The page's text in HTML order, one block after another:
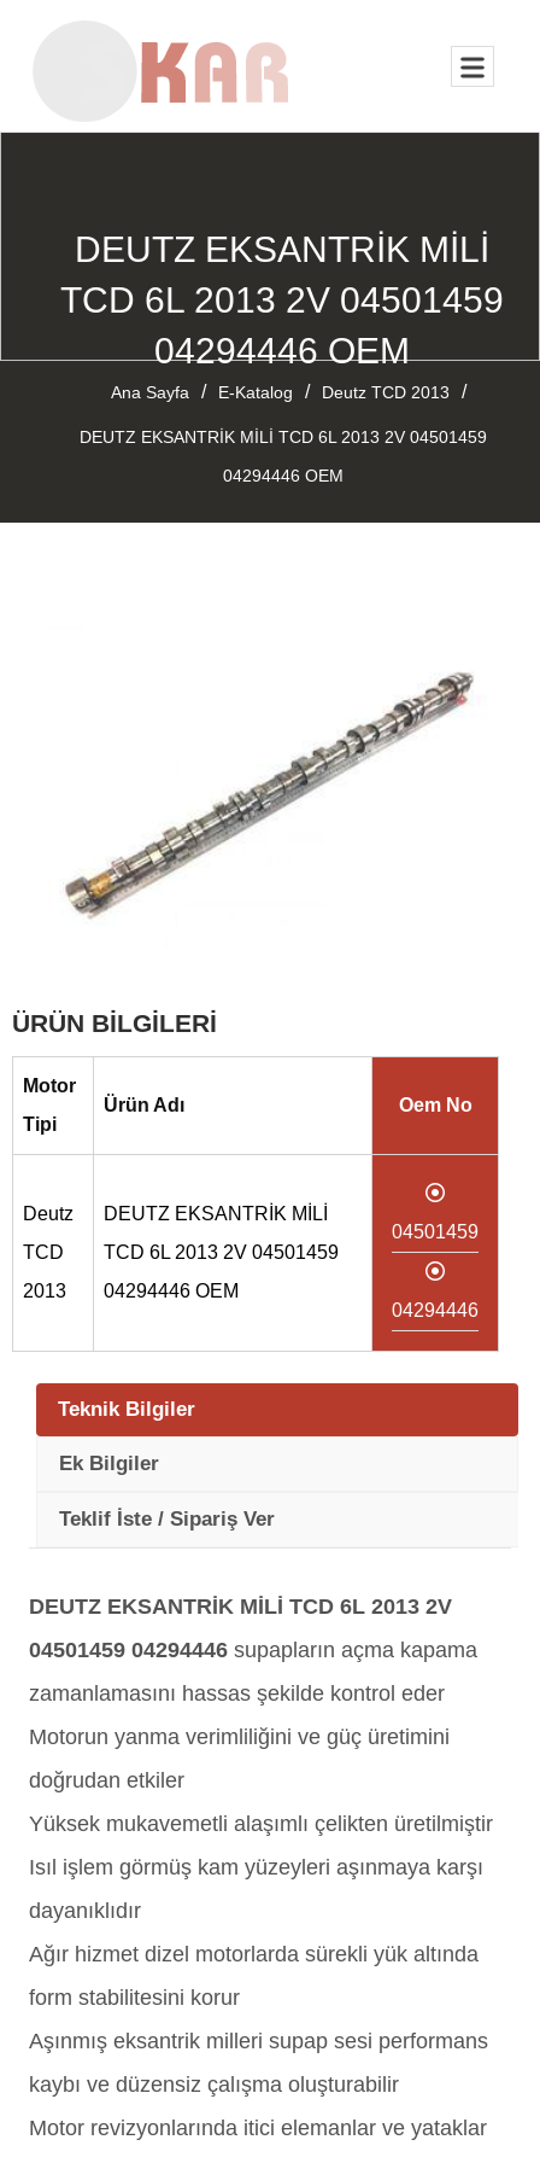
DEUTZ EKSANTRİK MİLİ
TCD 6L 2013 2V 04501459
04294446 OEM
Ana Sayfa / E-Katalog / Deutz TCD 2013 /
DEUTZ EKSANTRİK MİLİ TCD 6L 2013 2V 04501459
04294446 OEM
ÜRÜN BİLGİLERİ
Motor
Tipi
Ürün Adı Oem No
Deutz
TCD
2013
DEUTZ EKSANTRİK MİLİ
TCD 6L 2013 2V 04501459
04294446 OEM
04501459
04294446
Teknik Bilgiler
Ek Bilgiler
Teklif İste / Sipariş Ver
DEUTZ EKSANTRİK MİLİ TCD 6L 2013 2V
04501459 04294446 supapların açma kapama
zamanlamasını hassas şekilde kontrol eder
Motorun yanma verimliliğini ve güç üretimini
doğrudan etkiler
Yüksek mukavemetli alaşımlı çelikten üretilmiştir
Isıl işlem görmüş kam yüzeyleri aşınmaya karşı
dayanıklıdır
Ağır hizmet dizel motorlarda sürekli yük altında
form stabilitesini korur
Aşınmış eksantrik milleri supap sesi performans
kaybı ve düzensiz çalışma oluşturabilir
Motor revizyonlarında itici elemanlar ve yataklar